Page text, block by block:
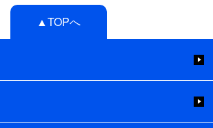
▲TOPへ